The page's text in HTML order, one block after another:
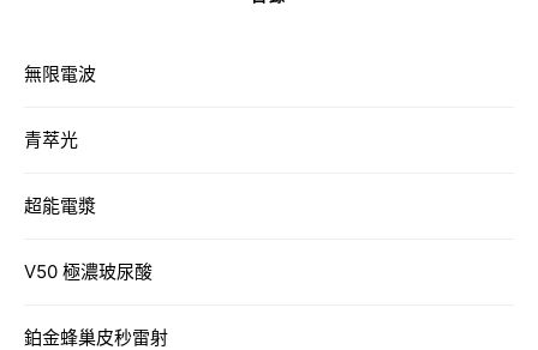
無限電波
青萃光
超能電漿
V50 極濃玻尿酸
鉑金蜂巢皮秒雷射